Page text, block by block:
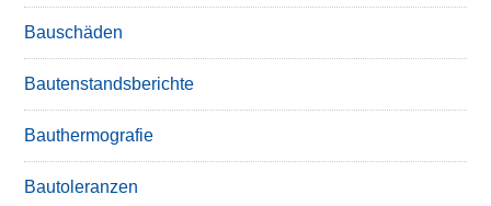
Bauschäden
Bautenstandsberichte
Bauthermografie
Bautoleranzen